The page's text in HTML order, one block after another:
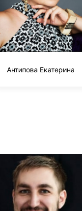
Антипова Екатерина